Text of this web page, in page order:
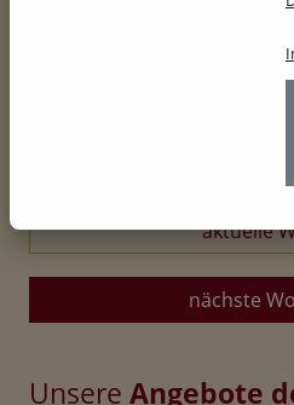
aktuelle
nächste
Unsere Angebote